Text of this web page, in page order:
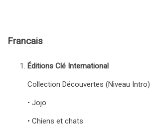
Francais
Éditions Clé International
Collection Découvertes (Niveau Intro)
• Jojo
• Chiens et chats